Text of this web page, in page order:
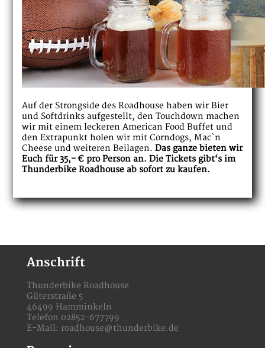
Auf der Strongside des Roadhouse haben wir Bier
und Softdrinks aufgestellt, den Touchdown machen
wir mit einem leckeren American Food Buffet und
den Extrapunkt holen wir mit Corndogs, Mac`n
Cheese und weiteren Beilagen.Das ganze bieten wir
Euch für 35,- € pro Person an. Die Tickets gibt‘s im
Thunderbike Roadhouse ab sofort zu kaufen.
Anschrift
Thunderbike Roadhouse
Güterstraße 5
46499 Hamminkeln
Telefon 02852-677799
E-Mail: roadhouse@thunderbike.de